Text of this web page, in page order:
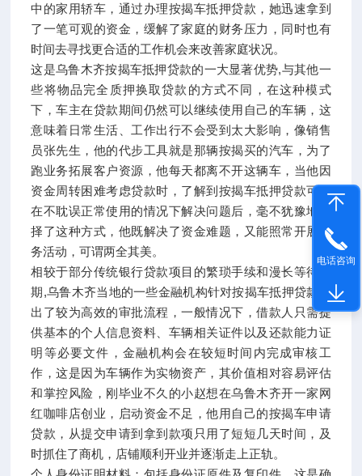
中的家用轿车，通过办理按揭车抵押贷款，她迅速拿到
了一笔可观的资金，缓解了家庭的财务压力，同时也有
时间去寻找更合适的工作机会来改善家庭状况。
这是乌鲁木齐按揭车抵押贷款的一大显著优势,与其他一
些将物品完全质押换取贷款的方式不同，在这种模式
下，车主在贷款期间仍然可以继续使用自己的车辆，这
意味着日常生活、工作出行不会受到太大影响，像销售
员张先生，他的代步工具就是那辆按揭买的汽车，为了
跑业务拓展客户资源，他每天都离不开这辆车，当他因
资金周转困难考虑贷款时，了解到按揭车抵押贷款可以
在不耽误正常使用的情况下解决问题后，毫不犹豫地选
择了这种方式，他既解决了资金难题，又能照常开展业
务活动，可谓两全其美。
相较于部分传统银行贷款项目的繁琐手续和漫长等待周
期,乌鲁木齐当地的一些金融机构针对按揭车抵押贷款推
出了较为高效的审批流程，一般情况下，借款人只需提
供基本的个人信息资料、车辆相关证件以及还款能力证
明等必要文件，金融机构会在较短时间内完成审核工
作，这是因为车辆作为实物资产，其价值相对容易评估
和掌控风险，刚毕业不久的小赵想在乌鲁木齐开一家网
红咖啡店创业，启动资金不足，他用自己的按揭车申请
贷款，从提交申请到拿到款项只用了短短几天时间，及
时抓住了商机，店铺顺利开业并逐渐走上正轨。
电话咨询